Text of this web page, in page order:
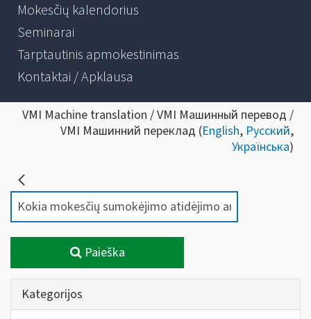
Mokesčių kalendorius
Seminarai
Tarptautinis apmokestinimas
Kontaktai / Apklausa
VMI Machine translation / VMI Машинный перевод /
VMI Машинний переклад (English, Русский,
Українська)
Paieška
Kategorijos